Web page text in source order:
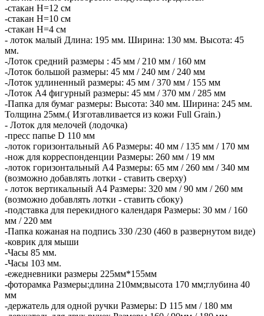
-стакан H=12 см
-стакан H=10 см
-стакан H=4 см
- лоток малый Длина: 195 мм. Ширина: 130 мм. Высота: 45
мм.
-Лоток средний размеры : 45 мм / 210 мм / 160 мм
-Лоток большой размеры: 45 мм / 240 мм / 240 мм
-Лоток удлиненный размеры: 45 мм / 370 мм / 155 мм
-Лоток А4 фигурный размеры: 45 мм / 370 мм / 285 мм
-Папка для бумаг размеры: Высота: 340 мм. Ширина: 245 мм.
Толщина 25мм.( Изготавливается из кожи Full Grain.)
- Лоток для мелочей (лодочка)
-пресс папье D 110 мм
-лоток горизонтальный А6 Размеры: 40 мм / 135 мм / 170 мм
-нож для корреспонденции Размеры: 260 мм / 19 мм
-лоток горизонтальный А4 Размеры: 65 мм / 260 мм / 340 мм
(возможно добавлять лотки - ставить сверху)
- лоток вертикальный А4 Размеры: 320 мм / 90 мм / 260 мм
(возможно добавлять лотки - ставить сбоку)
-подставка для перекидного календаря Размеры: 30 мм / 160
мм / 220 мм
-Папка кожаная на подпись 330 /230 (460 в развернутом виде)
-коврик для мыши
-Часы 85 мм.
-Часы 103 мм.
-ежедневники размеры 225мм*155мм
-фоторамка Размеры:длина 210мм;высота 170 мм;глубина 40
мм
-держатель для одной ручки Размеры: D 115 мм / 180 мм